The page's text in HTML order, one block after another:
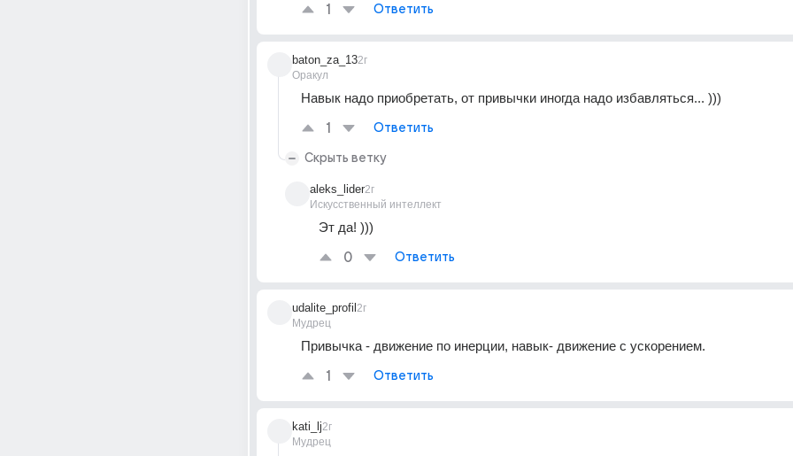
1 Ответить
baton_za_13
Оракул
2г
Навык надо приобретать, от привычки иногда надо избавляться... )))
1 Ответить
Скрыть ветку
aleks_lider
Искусственный интеллект
2г
Эт да! )))
0 Ответить
udalite_profil
Мудрец
2г
Привычка - движение по инерции, навык- движение с ускорением.
1 Ответить
kati_lj
Мудрец
2г